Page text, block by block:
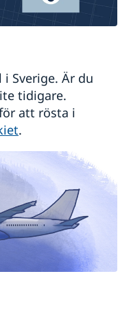
Sverige. Är du
tidigare.
att rösta i
.